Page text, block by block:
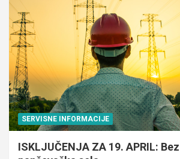
SERVISNE INFORMACIJE
ISKLJUČENJA ZA 19. APRIL: